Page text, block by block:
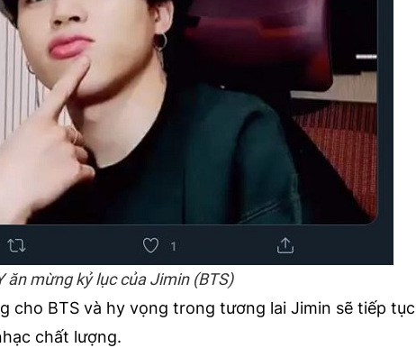
ăn mừng kỷ lục của Jimin (BTS)
cho BTS và hy vọng trong tương lai Jimin sẽ tiếp
chất lượng.